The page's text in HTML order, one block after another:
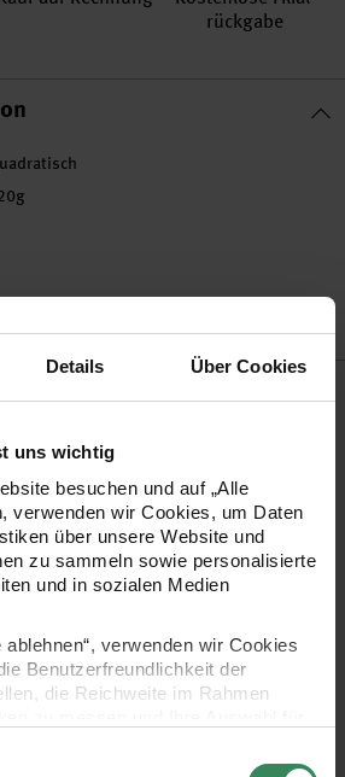
Details Über Cookies
uns wichtig
besuchen und auf „Alle
verwenden wir Cookies, um Daten
über unsere Website und
zu sammeln sowie personalisierte
und in sozialen Medien
ablehnen“, verwenden wir Cookies
Benutzerfreundlichkeit der
die Reichweite im Rahmen
rückgabe
Karten im quadratischen Format
Serie mit Recyclingmaterial von Rico
Wahl für alle, die moderne Gruß-,
gestalten möchten. Das
charakteristische Maserung und
220 g/m² bieten die quadratischen
Grundlage für handgeschriebene